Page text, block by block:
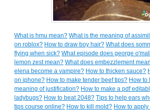
What is hmu mean? What is the meaning of
on roblox? How to draw boy hair? What does
flying when sick? What episode does george
lemon zest mean? What does embezzlement
elena become a vampire? How to thicken sauce?
on iphone? How to make tender beef tips? How to
meaning of justification? How to make a pdf
ladybugs? How to beat 2048? Tips to help ears
tips course online? How to kill mold? How to